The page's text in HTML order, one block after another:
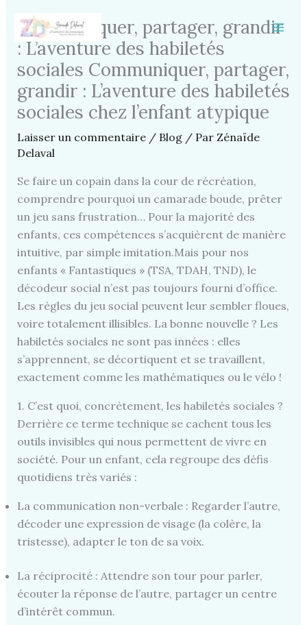
contenu
Communiquer, partager, grandir
: L’aventure des habiletés
sociales Communiquer, partager,
grandir : L’aventure des habiletés
sociales chez l’enfant atypique
Laisser un commentaire / Blog/ Par Zénaïde
Delaval
Se faire un copain dans la cour de récréation,
comprendre pourquoi un camarade boude, prêter
un jeu sans frustration… Pour la majorité des
enfants, ces compétences s’acquièrent de manière
intuitive, par simple imitation.Mais pour nos
enfants « Fantastiques » (TSA, TDAH, TND), le
décodeur social n’est pas toujours fourni d’office.
Les règles du jeu social peuvent leur sembler floues,
voire totalement illisibles. La bonne nouvelle ? Les
habiletés sociales ne sont pas innées : elles
s’apprennent, se décortiquent et se travaillent,
exactement comme les mathématiques ou le vélo !
1. C’est quoi, concrètement, les habiletés sociales ?
Derrière ce terme technique se cachent tous les
outils invisibles qui nous permettent de vivre en
société. Pour un enfant, cela regroupe des défis
quotidiens très variés :
La communication non-verbale : Regarder l’autre,
décoder une expression de visage (la colère, la
tristesse), adapter le ton de sa voix.
La réciprocité : Attendre son tour pour parler,
écouter la réponse de l’autre, partager un centre
d’intérêt commun.